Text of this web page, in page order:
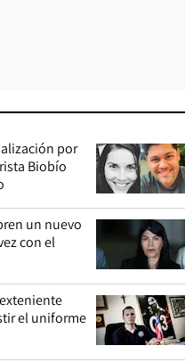
por
Biobío
un nuevo
con el
el uniforme